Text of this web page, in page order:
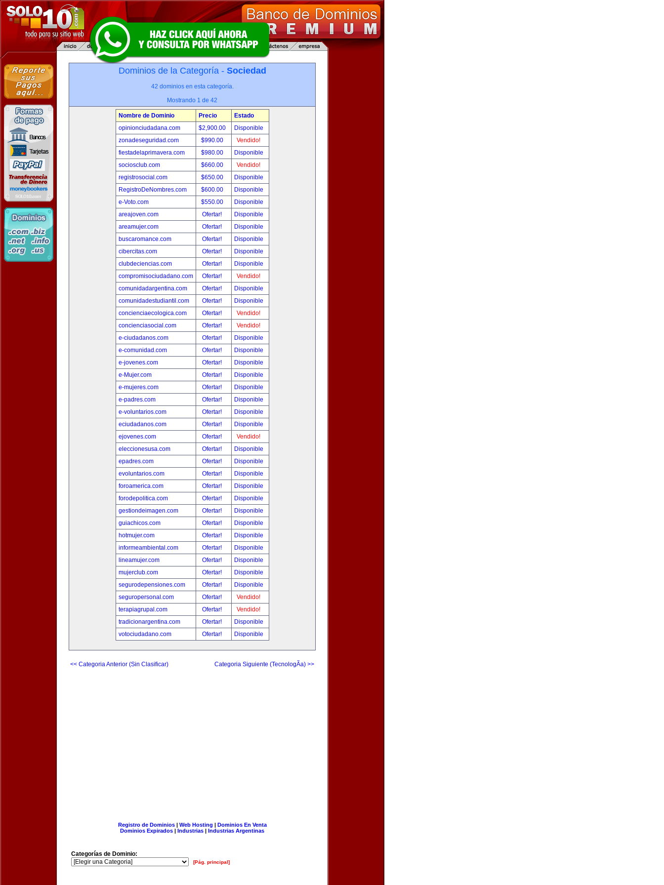
Dominios de la Categoría - Sociedad
42 dominios en esta categoría.
Mostrando 1 de 42
Nombre de Dominio Precio
Estado
opinionciudadana.com
$2,900.00
Disponible
zonadeseguridad.com
$990.00
Vendido!
fiestadelaprimavera.com
$980.00
Disponible
sociosclub.com
$660.00
Vendido!
registrosocial.com
$650.00
Disponible
RegistroDeNombres.com
$600.00
Disponible
e-Voto.com
$550.00
Disponible
areajoven.com
Ofertar!
Disponible
areamujer.com
Ofertar!
Disponible
buscaromance.com
Ofertar!
Disponible
cibercitas.com
Ofertar!
Disponible
clubdeciencias.com
Ofertar!
Disponible
compromisociudadano.com
Ofertar!
Vendido!
comunidadargentina.com
Ofertar!
Disponible
comunidadestudiantil.com
Ofertar!
Disponible
concienciaecologica.com
Ofertar!
Vendido!
concienciasocial.com
Ofertar!
Vendido!
e-ciudadanos.com
Ofertar!
Disponible
e-comunidad.com
Ofertar!
Disponible
e-jovenes.com
Ofertar!
Disponible
e-Mujer.com
Ofertar!
Disponible
e-mujeres.com
Ofertar!
Disponible
e-padres.com
Ofertar!
Disponible
e-voluntarios.com
Ofertar!
Disponible
eciudadanos.com
Ofertar!
Disponible
ejovenes.com
Ofertar!
Vendido!
eleccionesusa.com
Ofertar!
Disponible
epadres.com
Ofertar!
Disponible
evoluntarios.com
Ofertar!
Disponible
foroamerica.com
Ofertar!
Disponible
forodepolitica.com
Ofertar!
Disponible
gestiondeimagen.com
Ofertar!
Disponible
guiachicos.com
Ofertar!
Disponible
hotmujer.com
Ofertar!
Disponible
informeambiental.com
Ofertar!
Disponible
lineamujer.com
Ofertar!
Disponible
mujerclub.com
Ofertar!
Disponible
segurodepensiones.com
Ofertar!
Disponible
seguropersonal.com
Ofertar!
Vendido!
terapiagrupal.com
Ofertar!
Vendido!
tradicionargentina.com
Ofertar!
Disponible
votociudadano.com
Ofertar! Disponible
<< Categoria Anterior (Sin Clasificar) Categoria Siguiente (TecnologÃ­a) >>
Registro de Dominios| Web Hosting | Dominios En Venta
Dominios Expirados | Industrias | Industrias Argentinas
Categorías de Dominio:
[Pág. principal]